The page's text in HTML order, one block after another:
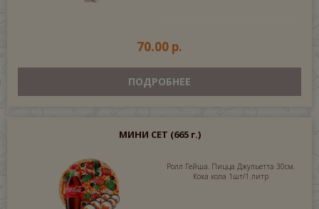
70.00 р.
ПОДРОБНЕЕ
МИНИ СЕТ (665 г.)
Ролл Гейша. Пицца Джульетта 30см.
Кока кола 1шт/1 литр